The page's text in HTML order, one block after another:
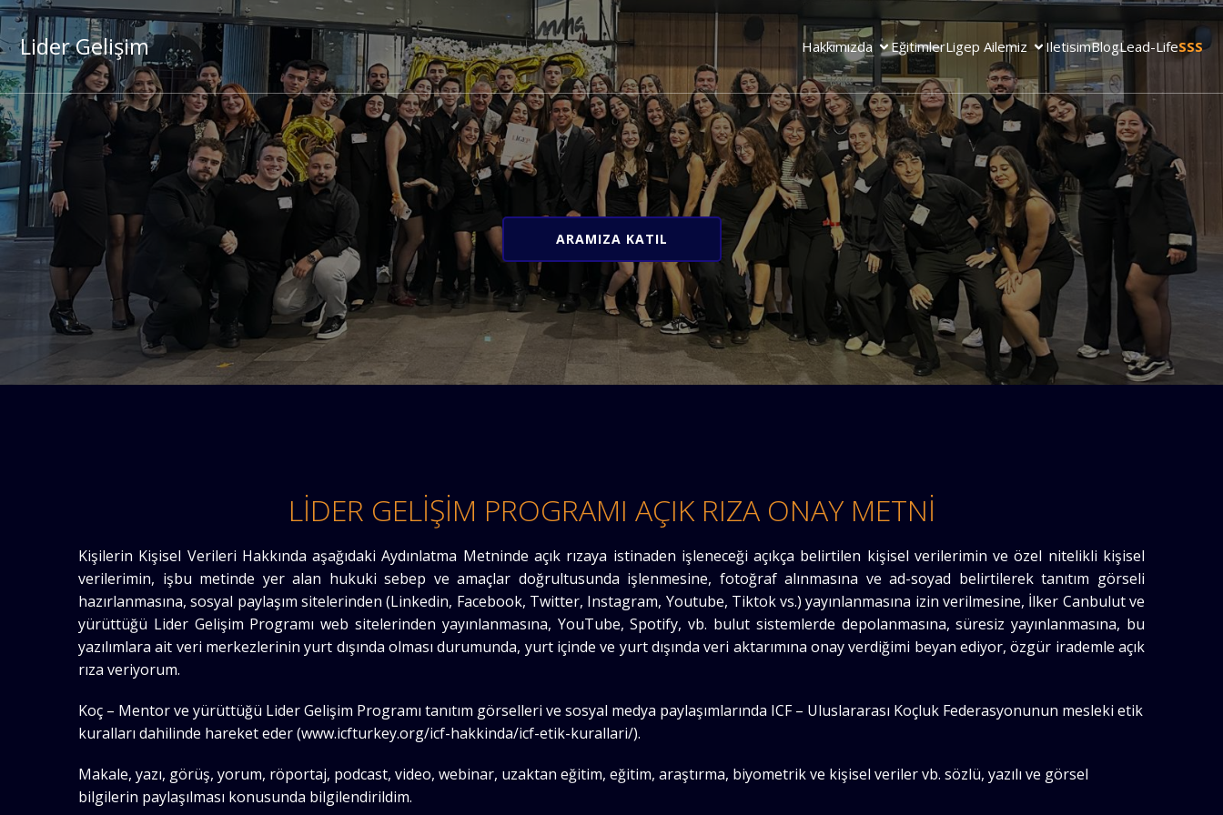
Lider Gelişim Hakkımızda EğitimlerLigep Ailemiz IletisimBlogLead-LifeSSS
ARAMIZA KATIL
LİDER GELİŞİM PROGRAMI AÇIK RIZA ONAY METNİ
Kişilerin Kişisel Verileri Hakkında aşağıdaki Aydınlatma Metninde açık rızaya istinaden işleneceği açıkça belirtilen kişisel verilerimin ve özel nitelikli kişisel
verilerimin, işbu metinde yer alan hukuki sebep ve amaçlar doğrultusunda işlenmesine, fotoğraf alınmasına ve ad-soyad belirtilerek tanıtım görseli
hazırlanmasına, sosyal paylaşım sitelerinden (Linkedin, Facebook, Twitter, Instagram, Youtube, Tiktok vs.) yayınlanmasına izin verilmesine, İlker Canbulut ve
yürüttüğü Lider Gelişim Programı web sitelerinden yayınlanmasına, YouTube, Spotify, vb. bulut sistemlerde depolanmasına, süresiz yayınlanmasına, bu
yazılımlara ait veri merkezlerinin yurt dışında olması durumunda, yurt içinde ve yurt dışında veri aktarımına onay verdiğimi beyan ediyor, özgür irademle açık
rıza veriyorum.
Koç – Mentor ve yürüttüğü Lider Gelişim Programı tanıtım görselleri ve sosyal medya paylaşımlarında ICF – Uluslararası Koçluk Federasyonunun mesleki etik
kuralları dahilinde hareket eder (www.icfturkey.org/icf-hakkinda/icf-etik-kurallari/).
Makale, yazı, görüş, yorum, röportaj, podcast, video, webinar, uzaktan eğitim, eğitim, araştırma, biyometrik ve kişisel veriler vb. sözlü, yazılı ve görsel
bilgilerin paylaşılması konusunda bilgilendirildim.